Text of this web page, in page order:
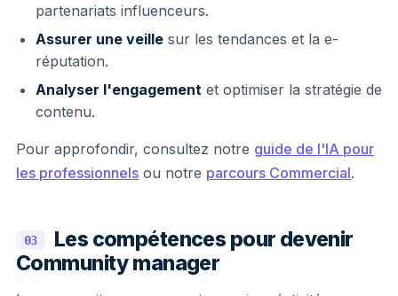
partenariats influenceurs.
Assurer une veille sur les tendances et la e-
réputation.
Analyser l'engagement et optimiser la stratégie de
contenu.
Pour approfondir, consultez notre guide de l'IA pour
les professionnels ou notre parcours Commercial.
03
Les compétences pour devenir
Community manager